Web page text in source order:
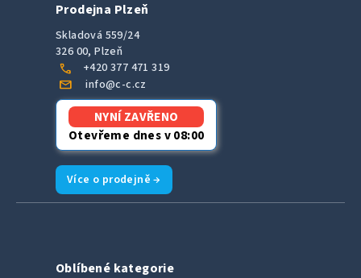
Prodejna Plzeň
Skladová 559/24
326 00, Plzeň
call +420 377 471 319
mail info@c-c.cz
NYNÍ ZAVŘENO
Otevřeme dnes v 08:00
Více o prodejně →
Oblíbené kategorie